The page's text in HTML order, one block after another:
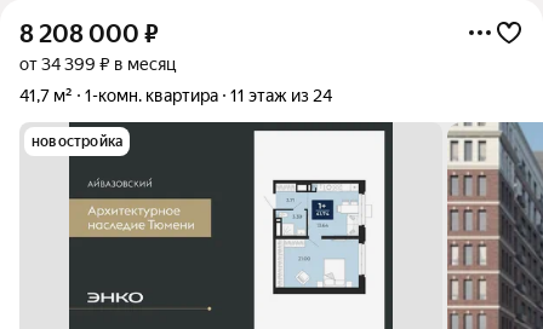
8 208 000 ₽
от 34 399 ₽ в месяц
41,7 м²
1-комн. квартира 11 этаж из 24
новостройка